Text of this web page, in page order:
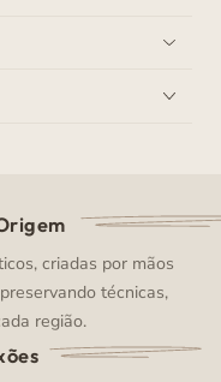
criadas por mãos
técnicas,
região.